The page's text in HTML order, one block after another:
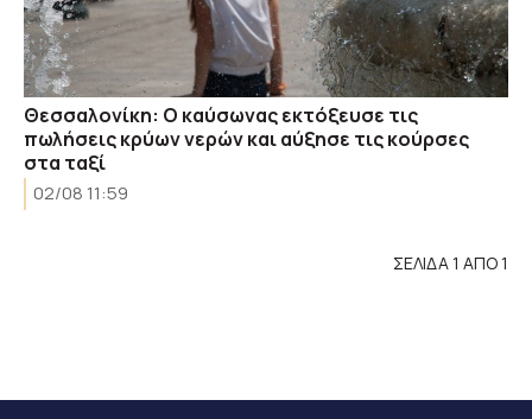
Θεσσαλονίκη: Ο καύσωνας εκτόξευσε τις
πωλήσεις κρύων νερών και αύξησε τις κούρσες
στα ταξί
02/08 11:59
ΣΕΛΙΔΑ 1 ΑΠΟ 1